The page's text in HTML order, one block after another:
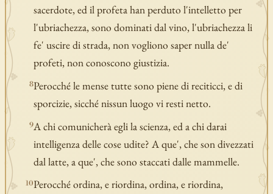
sacerdote, ed il profeta han perduto l'intelletto per
l'ubriachezza, sono dominati dal vino, l'ubriachezza li
fe' uscire di strada, non vogliono saper nulla de'
profeti, non conoscono giustizia.
8Perocché le mense tutte sono piene di reciticci, e di
sporcizie, sicché nissun luogo vi resti netto.
9A chi comunicherà egli la scienza, ed a chi darai
intelligenza delle cose udite? A que', che son divezzati
dal latte, a que', che sono staccati dalle mammelle.
10Perocché ordina, e riordina, ordina, e riordina,